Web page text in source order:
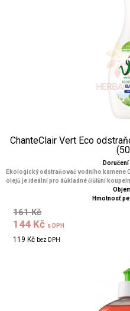
ChanteClair Vert Eco
Doručení
Ekologický odstraňovač vodního kamene
olejů je ideální pro důkladné čištění
Hmotnosť
161 Kč
144 Kč s DPH
119 Kč bez DPH